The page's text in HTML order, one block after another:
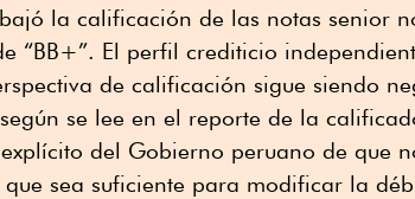
la calificación de las notas senior
“BB+”. El perfil crediticio
de calificación sigue siendo
se lee en el reporte de la
del Gobierno peruano de que
sea suficiente para modificar la